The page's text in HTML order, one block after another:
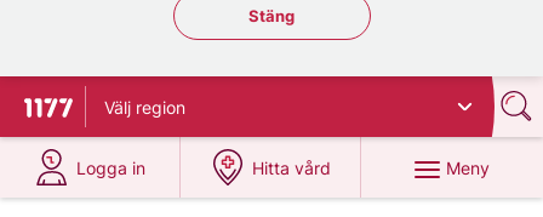
Stäng regionsväljaren
Stäng
Till startsidan för 1177
Välj region
Logga in
på 1177.se
Hitta vård
på 1177.se
Meny